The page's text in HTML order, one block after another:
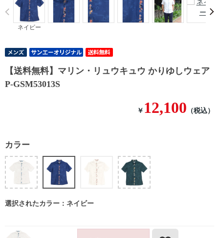
ネイビー
【送料無料】マリン・リュウキュウ かりゆしウェア
P-GSM53013S
￥ 12,100 （税込）
カラー
選択されたカラー：ネイビー